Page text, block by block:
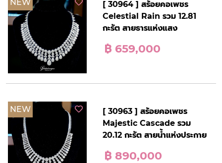
NEW
[ 30964 ] สร้อยคอเพชร
Celestial Rain รวม 12.81
กะรัต สายธารแห่งแสง
฿ 659,000
NEW
[ 30963 ] สร้อยคอเพชร
Majestic Cascade รวม
20.12 กะรัต สายน้ำแห่งประกาย
฿ 890,000